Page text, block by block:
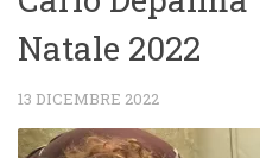
Natale 2022
13 DICEMBRE 2022